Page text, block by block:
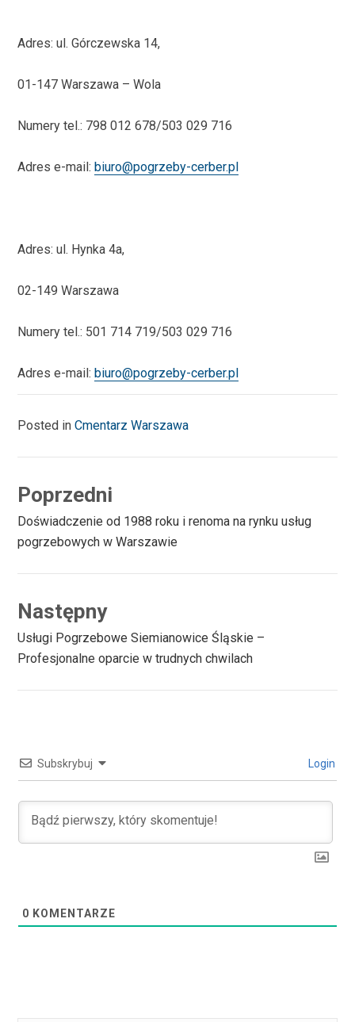
Adres: ul. Górczewska 14,
01-147 Warszawa – Wola
Numery tel.: 798 012 678/503 029 716
Adres e-mail: biuro@pogrzeby-cerber.pl
Adres: ul. Hynka 4a,
02-149 Warszawa
Numery tel.: 501 714 719/503 029 716
Adres e-mail: biuro@pogrzeby-cerber.pl
Posted inCmentarz Warszawa
Poprzedni
Previous
post:
Doświadczenie od 1988 roku i renoma na rynku usług
pogrzebowych w Warszawie
Następny
Next
post:
Usługi Pogrzebowe Siemianowice Śląskie –
Profesjonalne oparcie w trudnych chwilach
Subskrybuj Login
0 KOMENTARZE